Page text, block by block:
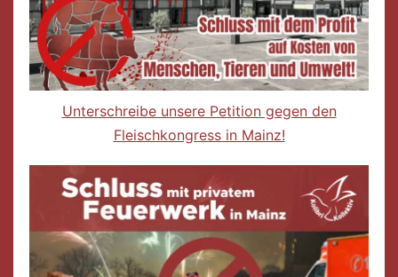
Unterschreibe unsere Petition gegen den
Fleischkongress in Mainz!